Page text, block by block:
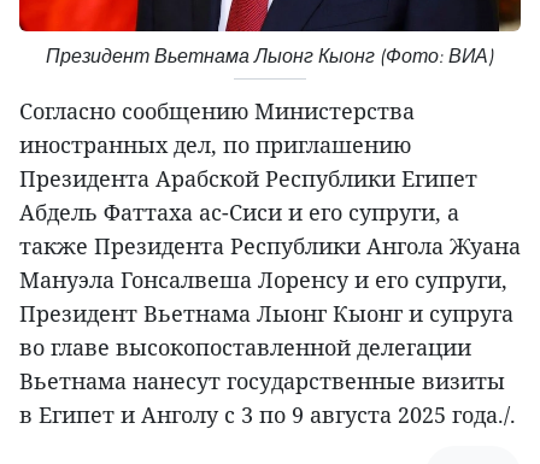
Президент Вьетнама Лыонг Кыонг (Фото: ВИА)
Согласно сообщению Министерства
иностранных дел, по приглашению
Президента Арабской Республики Египет
Абдель Фаттаха ас-Сиси и его супруги, а
также Президента Республики Ангола Жуана
Мануэла Гонсалвеша Лоренсу и его супруги,
Президент Вьетнама Лыонг Кыонг и супруга
во главе высокопоставленной делегации
Вьетнама нанесут государственные визиты
в Египет и Анголу с 3 по 9 августа 2025 года./.